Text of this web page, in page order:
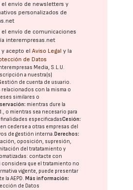
el envío de newsletters y
personalizados de
el envío de comunicaciones
interempresas.net
y acepto elAviso Legal y la
de Datos
Media, S.L.U.
a nuestra(s)
de cuenta de usuario.
relacionados con la misma o
similares o
mientras dure la
o mientras sea necesario para
finalidades especificadasCesión:
cederse a otras empresas del
de gestión interna. Derechos:
oposición, supresión,
del tratatamiento y
contacte con
considera que el tratamiento no
vigente, puede presentar
laAEPD. Más información:
de Datos